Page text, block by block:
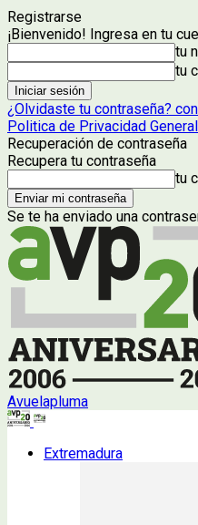
Registrarse
¡Bienvenido! Ingresa en tu
tu
tu
¿Olvidaste tu contraseña?
Politica de Privacidad General
Recuperación de contraseña
Recupera tu contraseña
tu
Se te ha enviado una
Avuelapluma
Extremadura